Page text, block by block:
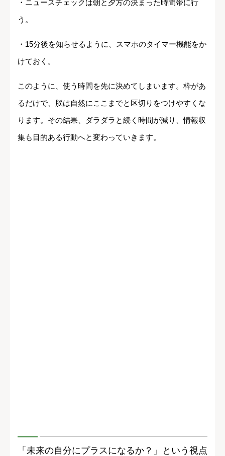
・ニュースチェックは朝と夕方の決まった時間帯に行
う。
・15分後を知らせるように、スマホのタイマー機能をか
けておく。
このように、使う時間を先に決めてしまいます。枠があ
るだけで、脳は自然にここまでと区切りをつけやすくな
ります。その結果、ダラダラと続く時間が減り、情報収
集も目的ある行動へと変わっていきます。
「未来の自分にプラスになるか？」という視点